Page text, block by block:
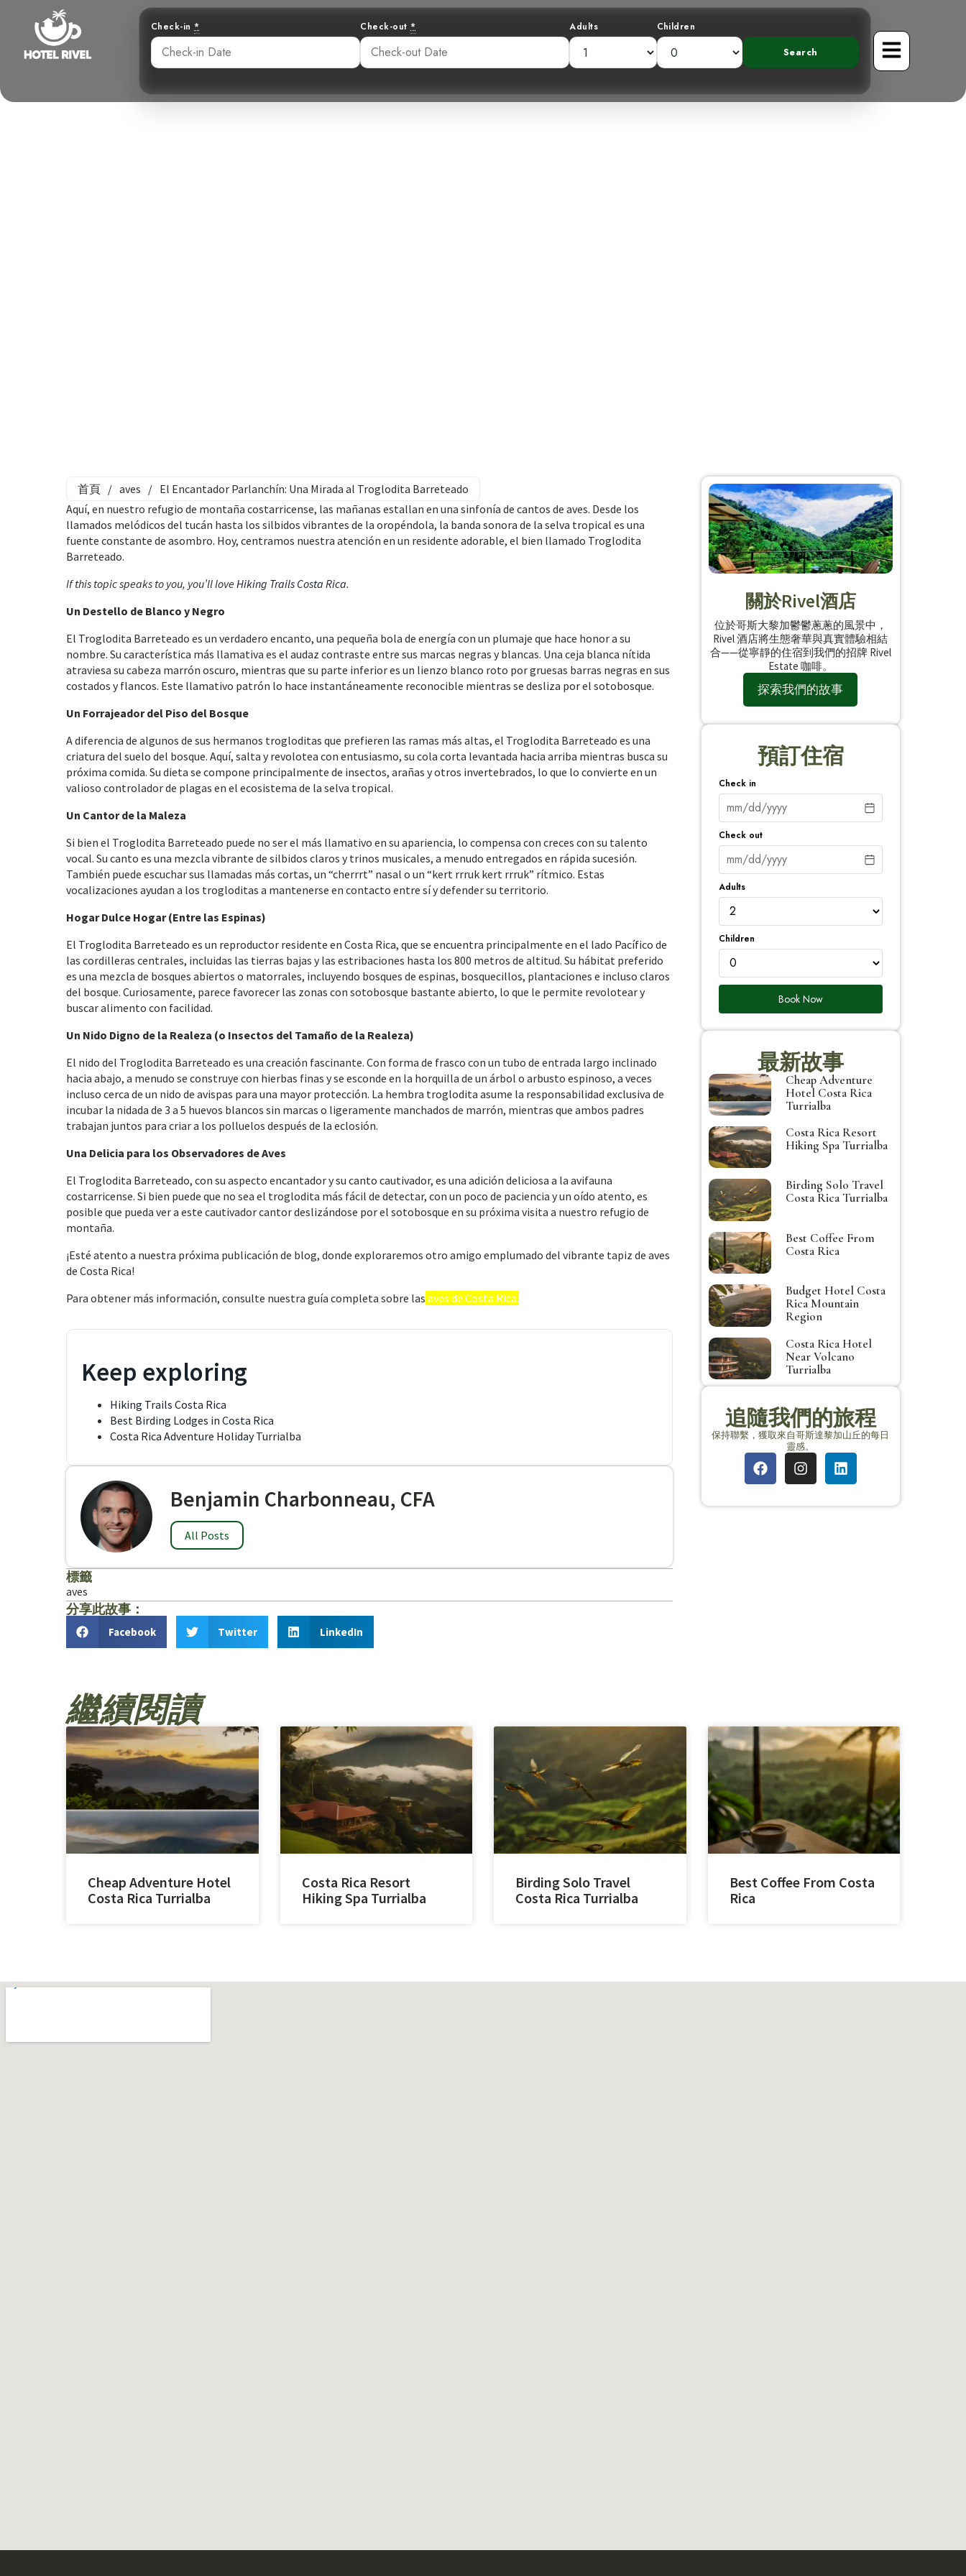
Check-in * Check-out * Adults Children
首頁 / aves / El Encantador Parlanchín: Una Mirada al Troglodita Barreteado
Aquí, en nuestro refugio de montaña costarricense, las mañanas estallan en una sinfonía de cantos de aves. Desde los
llamados melódicos del tucán hasta los silbidos vibrantes de la oropéndola, la banda sonora de la selva tropical es una
fuente constante de asombro. Hoy, centramos nuestra atención en un residente adorable, el bien llamado Troglodita
Barreteado.
If this topic speaks to you, you’ll love Hiking Trails Costa Rica.
Un Destello de Blanco y Negro
El Troglodita Barreteado es un verdadero encanto, una pequeña bola de energía con un plumaje que hace honor a su
nombre. Su característica más llamativa es el audaz contraste entre sus marcas negras y blancas. Una ceja blanca nítida
atraviesa su cabeza marrón oscuro, mientras que su parte inferior es un lienzo blanco roto por gruesas barras negras en sus
costados y flancos. Este llamativo patrón lo hace instantáneamente reconocible mientras se desliza por el sotobosque.
Un Forrajeador del Piso del Bosque
A diferencia de algunos de sus hermanos trogloditas que prefieren las ramas más altas, el Troglodita Barreteado es una
criatura del suelo del bosque. Aquí, salta y revolotea con entusiasmo, su cola corta levantada hacia arriba mientras busca su
próxima comida. Su dieta se compone principalmente de insectos, arañas y otros invertebrados, lo que lo convierte en un
valioso controlador de plagas en el ecosistema de la selva tropical.
Un Cantor de la Maleza
Si bien el Troglodita Barreteado puede no ser el más llamativo en su apariencia, lo compensa con creces con su talento
vocal. Su canto es una mezcla vibrante de silbidos claros y trinos musicales, a menudo entregados en rápida sucesión.
También puede escuchar sus llamadas más cortas, un “cherrrt” nasal o un “kert rrruk kert rrruk” rítmico. Estas
vocalizaciones ayudan a los trogloditas a mantenerse en contacto entre sí y defender su territorio.
Hogar Dulce Hogar (Entre las Espinas)
El Troglodita Barreteado es un reproductor residente en Costa Rica, que se encuentra principalmente en el lado Pacífico de
las cordilleras centrales, incluidas las tierras bajas y las estribaciones hasta los 800 metros de altitud. Su hábitat preferido
es una mezcla de bosques abiertos o matorrales, incluyendo bosques de espinas, bosquecillos, plantaciones e incluso claros
del bosque. Curiosamente, parece favorecer las zonas con sotobosque bastante abierto, lo que le permite revolotear y
buscar alimento con facilidad.
Un Nido Digno de la Realeza (o Insectos del Tamaño de la Realeza)
El nido del Troglodita Barreteado es una creación fascinante. Con forma de frasco con un tubo de entrada largo inclinado
hacia abajo, a menudo se construye con hierbas finas y se esconde en la horquilla de un árbol o arbusto espinoso, a veces
incluso cerca de un nido de avispas para una mayor protección. La hembra troglodita asume la responsabilidad exclusiva de
incubar la nidada de 3 a 5 huevos blancos sin marcas o ligeramente manchados de marrón, mientras que ambos padres
trabajan juntos para criar a los polluelos después de la eclosión.
Una Delicia para los Observadores de Aves
El Troglodita Barreteado, con su aspecto encantador y su canto cautivador, es una adición deliciosa a la avifauna
costarricense. Si bien puede que no sea el troglodita más fácil de detectar, con un poco de paciencia y un oído atento, es
posible que pueda ver a este cautivador cantor deslizándose por el sotobosque en su próxima visita a nuestro refugio de
montaña.
¡Esté atento a nuestra próxima publicación de blog, donde exploraremos otro amigo emplumado del vibrante tapiz de aves
de Costa Rica!
Para obtener más información, consulte nuestra guía completa sobre las aves de Costa Rica.
Keep exploring
Hiking Trails Costa Rica
Best Birding Lodges in Costa Rica
Costa Rica Adventure Holiday Turrialba
Benjamin Charbonneau, CFA
All Posts
標籤
aves
分享此故事：
Facebook Twitter LinkedIn
關於Rivel酒店
位於哥斯大黎加鬱鬱蔥蔥的風景中，
Rivel 酒店將生態奢華與真實體驗相結
合——從寧靜的住宿到我們的招牌 Rivel
Estate 咖啡。
探索我們的故事
預訂住宿
Check in
Check out
Adults
Children
Book Now
最新故事
Cheap Adventure
Hotel Costa Rica
Turrialba
Costa Rica Resort
Hiking Spa Turrialba
Birding Solo Travel
Costa Rica Turrialba
Best Coffee From
Costa Rica
Budget Hotel Costa
Rica Mountain
Region
Costa Rica Hotel
Near Volcano
Turrialba
追隨我們的旅程
保持聯繫，獲取來自哥斯達黎加山丘的每日
靈感。
繼續閱讀
Cheap Adventure Hotel
Costa Rica Turrialba
Costa Rica Resort
Hiking Spa Turrialba
Birding Solo Travel
Costa Rica Turrialba
Best Coffee From Costa
Rica